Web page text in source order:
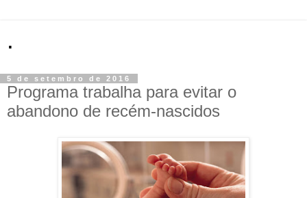
.
5 de setembro de 2016
Programa trabalha para evitar o
abandono de recém-nascidos